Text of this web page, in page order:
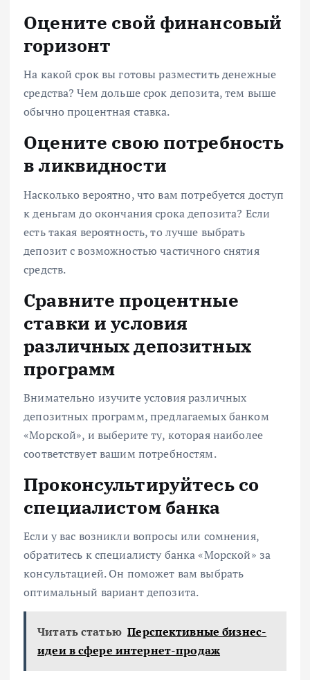
Оцените свой финансовый
горизонт
На какой срок вы готовы разместить денежные
средства? Чем дольше срок депозита, тем выше
обычно процентная ставка.
Оцените свою потребность
в ликвидности
Насколько вероятно, что вам потребуется доступ
к деньгам до окончания срока депозита? Если
есть такая вероятность, то лучше выбрать
депозит с возможностью частичного снятия
средств.
Сравните процентные
ставки и условия
различных депозитных
программ
Внимательно изучите условия различных
депозитных программ, предлагаемых банком
«Морской», и выберите ту, которая наиболее
соответствует вашим потребностям.
Проконсультируйтесь со
специалистом банка
Если у вас возникли вопросы или сомнения,
обратитесь к специалисту банка «Морской» за
консультацией. Он поможет вам выбрать
оптимальный вариант депозита.
Читать статью Перспективные бизнес-
идеи в сфере интернет-продаж